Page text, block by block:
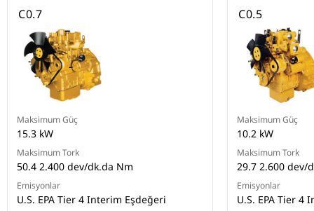
C0.7
Maksimum Güç
15.3 kW
Maksimum Tork
50.4 2.400 dev/dk.da Nm
Emisyonlar
U.S. EPA Tier 4 Interim Eşdeğeri
C0.5
Maksimum Güç
10.2 kW
Maksimum Tork
29.7 2.600 dev/
Emisyonlar
U.S. EPA Tier 4